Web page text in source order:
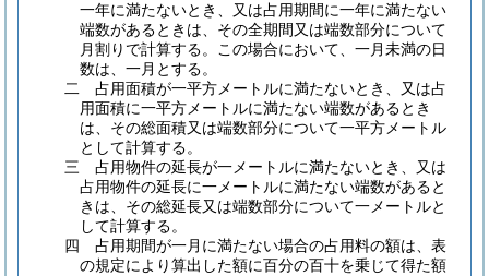
一年に満たないとき、又は占用期間に一年に満たない
端数があるときは、その全期間又は端数部分について
月割りで計算する。この場合において、一月未満の日
数は、一月とする。
二 占用面積が一平方メートルに満たないとき、又は占
用面積に一平方メートルに満たない端数があるとき
は、その総面積又は端数部分について一平方メートル
として計算する。
三 占用物件の延長が一メートルに満たないとき、又は
占用物件の延長に一メートルに満たない端数があると
きは、その総延長又は端数部分について一メートルと
して計算する。
四 占用期間が一月に満たない場合の占用料の額は、表
の規定により算出した額に百分の百十を乗じて得た額